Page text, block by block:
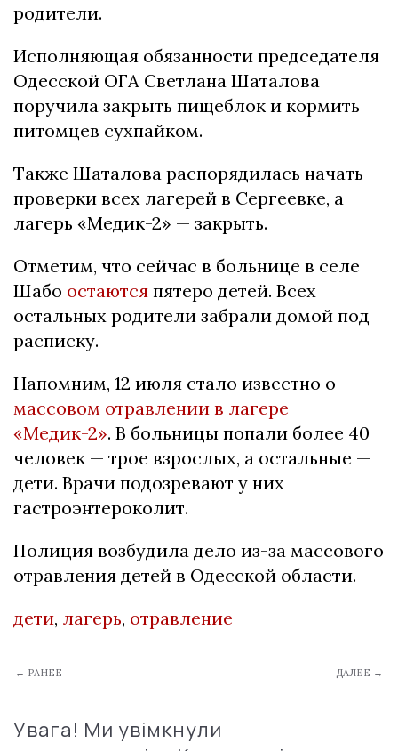
родители.
Исполняющая обязанности председателя
Одесской ОГА Светлана Шаталова
поручила закрыть пищеблок и кормить
питомцев сухпайком.
Также Шаталова распорядилась начать
проверки всех лагерей в Сергеевке, а
лагерь «Медик-2» — закрыть.
Отметим, что сейчас в больнице в селе
Шабо остаются пятеро детей. Всех
остальных родители забрали домой под
расписку.
Напомним, 12 июля стало известно о
массовом отравлении в лагере
«Медик-2». В больницы попали более 40
человек — трое взрослых, а остальные —
дети. Врачи подозревают у них
гастроэнтероколит.
Полиция возбудила дело из-за массового
отравления детей в Одесской области.
дети, лагерь, отравление
← РАНЕЕ ДАЛЕЕ →
Увага! Ми увімкнули